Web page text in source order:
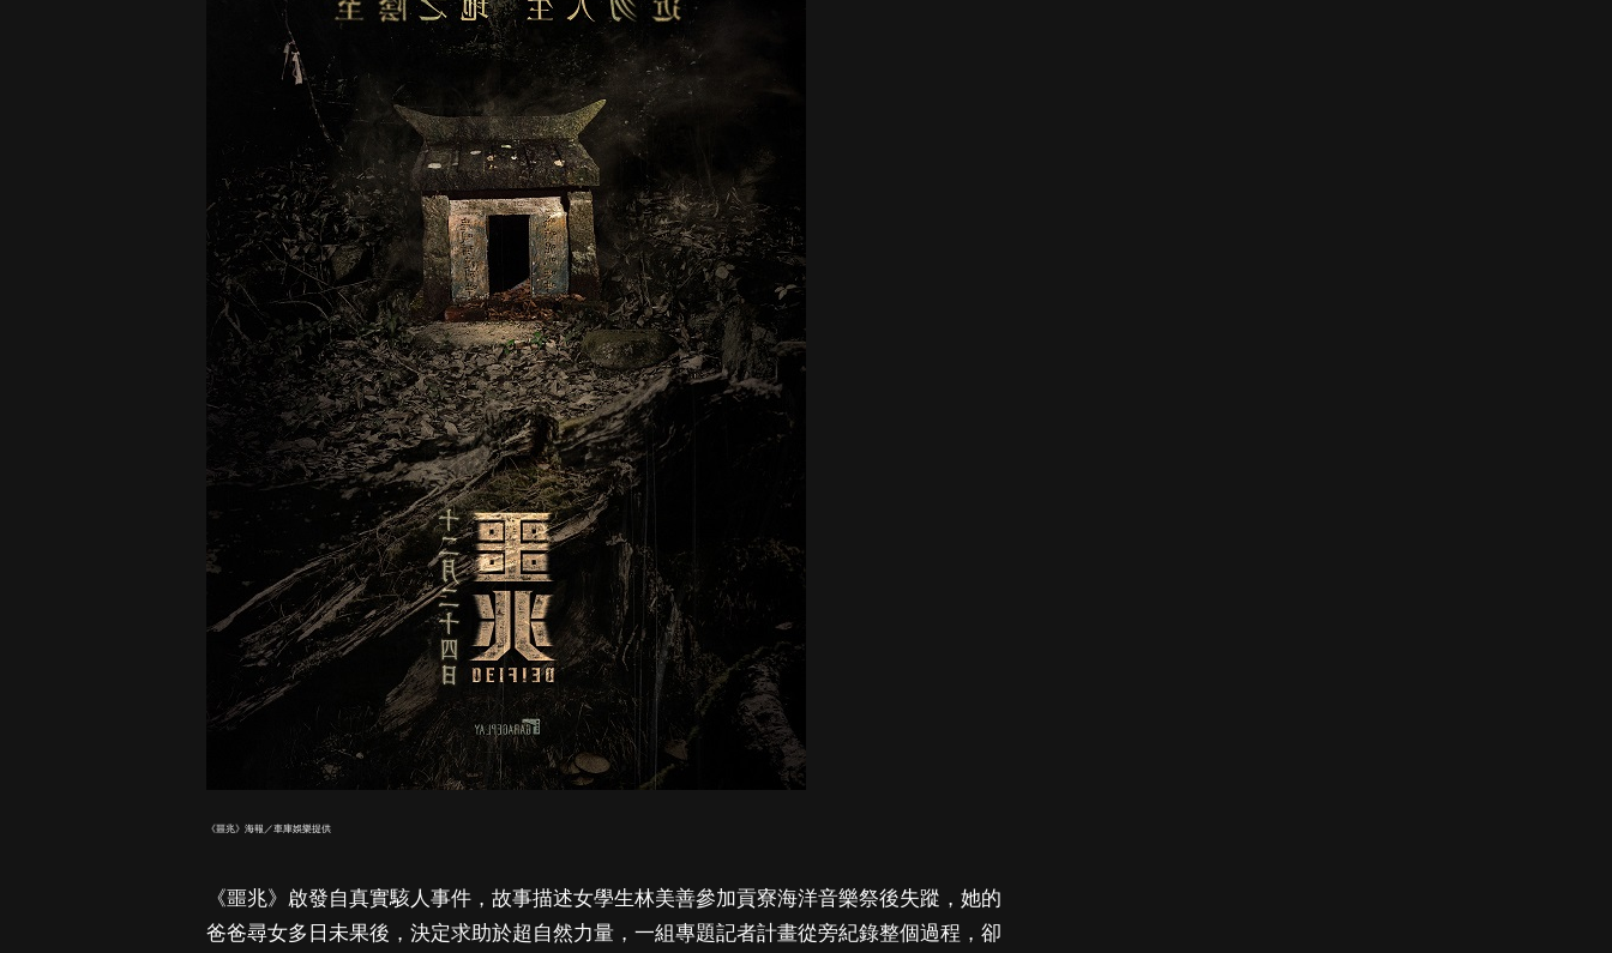
《噩兆》海報／車庫娛樂提供
《噩兆》啟發自真實駭人事件，故事描述女學生林美善參加貢寮海洋音樂祭後失蹤，她的
爸爸尋女多日未果後，決定求助於超自然力量，一組專題記者計畫從旁紀錄整個過程，卻